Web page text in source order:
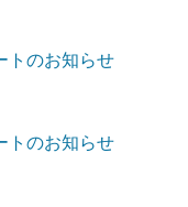
トのお知らせ
トのお知らせ